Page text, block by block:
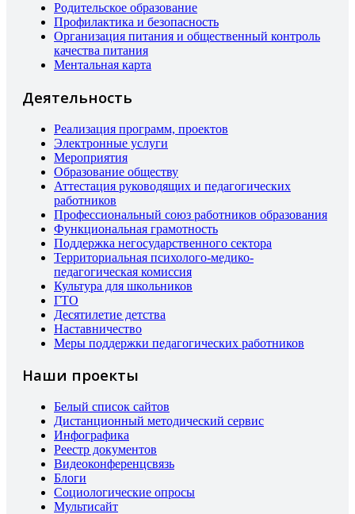
Родительское образование
Профилактика и безопасность
Организация питания и общественный контроль
качества питания
Ментальная карта
Деятельность
Реализация программ, проектов
Электронные услуги
Мероприятия
Образование обществу
Аттестация руководящих и педагогических
работников
Профессиональный союз работников образования
Функциональная грамотность
Поддержка негосударственного сектора
Территориальная психолого-медико-
педагогическая комиссия
Культура для школьников
ГТО
Десятилетие детства
Наставничество
Меры поддержки педагогических работников
Наши проекты
Белый список сайтов
Дистанционный методический сервис
Инфографика
Реестр документов
Видеоконференцсвязь
Блоги
Социологические опросы
Мультисайт